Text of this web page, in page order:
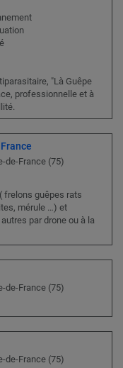
"Là Guêpe
professionnelle et à
de-France (75)
frelons guêpes rats
mérule …) et
par drone ou à la
de-France (75)
de-France (75)